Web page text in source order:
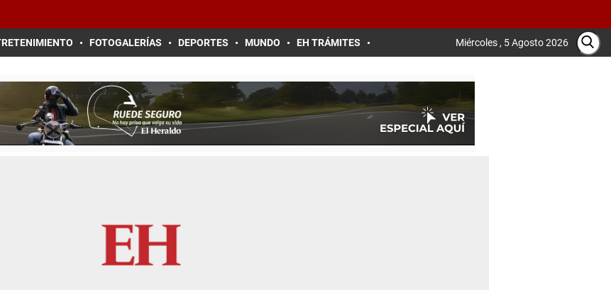
FOTOGALERÍAS DEPORTES MUNDO EH TRÁMITES Miércoles , 5 Agosto 2026